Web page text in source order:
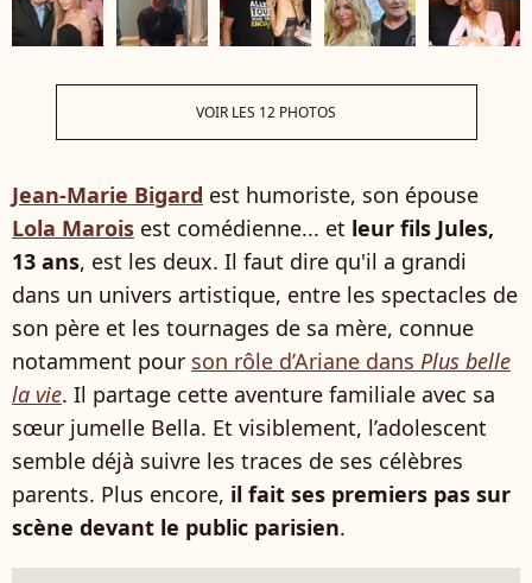
VOIR LES 12 PHOTOS
Jean-Marie Bigard est humoriste, son épouse
Lola Marois est comédienne... et leur fils Jules,
13 ans, est les deux. Il faut dire qu'il a grandi
dans un univers artistique, entre les spectacles de
son père et les tournages de sa mère, connue
notamment pour son rôle d’Ariane dans Plus belle
la vie. Il partage cette aventure familiale avec sa
sœur jumelle Bella. Et visiblement, l’adolescent
semble déjà suivre les traces de ses célèbres
parents. Plus encore, il fait ses premiers pas sur
scène devant le public parisien.